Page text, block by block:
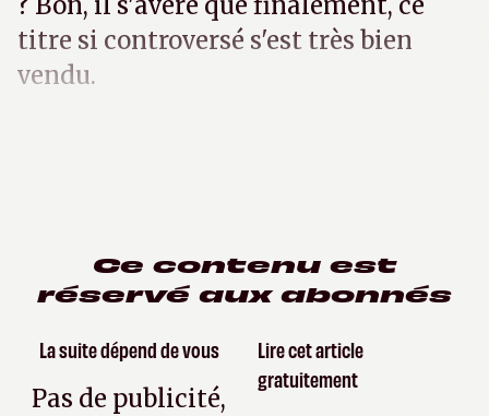
titre si controversé s'est très bien
vendu.
Ce contenu est
réservé aux abonnés
La suite dépend de vous
Pas de publicité,
Lire cet article
gratuitement